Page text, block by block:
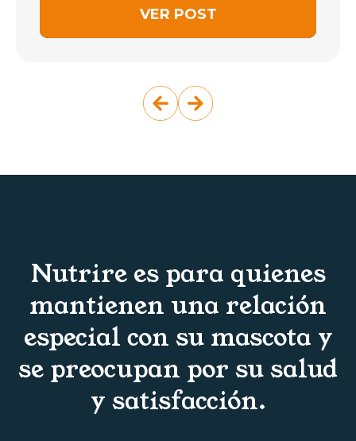
VER POST
Nutrire es para quienes
mantienen una relación
especial con su mascota y
se preocupan por su salud
y satisfacción.